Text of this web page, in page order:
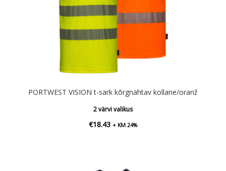
PORTWEST VISION t-särk kõrgnähtav kollane/oranž
2 värvi valikus
€18.43 + KM 24%